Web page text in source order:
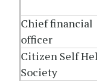
Chief financial
officer
Citizen Self
Society